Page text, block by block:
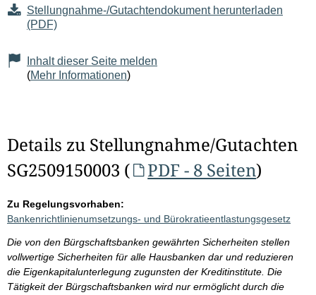
Stellungnahme-/Gutachtendokument herunterladen
(PDF)
Inhalt dieser Seite melden
(Mehr Informationen)
Details zu Stellungnahme/Gutachten
SG2509150003 (
PDF - 8 Seiten)
Zu Regelungsvorhaben:
Bankenrichtlinienumsetzungs- und Bürokratieentlastungsgesetz
Die von den Bürgschaftsbanken gewährten Sicherheiten stellen
vollwertige Sicherheiten für alle Hausbanken dar und reduzieren
die Eigenkapitalunterlegung zugunsten der Kreditinstitute. Die
Tätigkeit der Bürgschaftsbanken wird nur ermöglicht durch die